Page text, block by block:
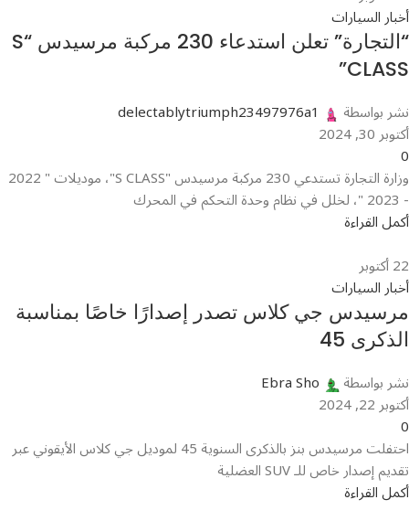
أخبار السيارات
“التجارة” تعلن استدعاء 230 مركبة مرسيدس “S
CLASS”
نشر بواسطة delectablytriumph23497976a1
أكتوبر 30, 2024
0
وزارة التجارة تستدعي 230 مركبة مرسيدس "S CLASS"، موديلات " 2022
- 2023 "، لخلل في نظام وحدة التحكم في المحرك
أكمل القراءة
22أكتوبر
أخبار السيارات
مرسيدس جي كلاس تصدر إصدارًا خاصًا بمناسبة
الذكرى 45
نشر بواسطة Ebra Sho
أكتوبر 22, 2024
0
احتفلت مرسيدس بنز بالذكرى السنوية 45 لموديل جي كلاس الأيقوني عبر
تقديم إصدار خاص للـ SUV العضلية
أكمل القراءة